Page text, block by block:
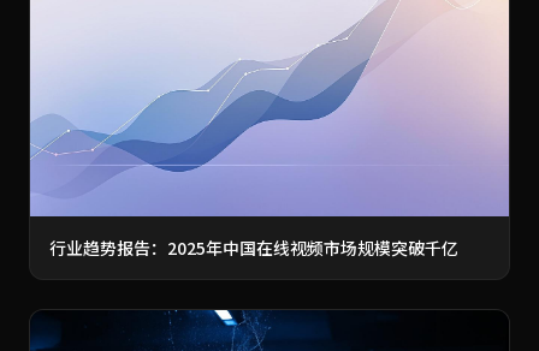
行业趋势报告：2025年中国在线视频市场规模突破千亿